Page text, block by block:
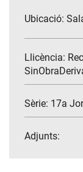
Ubicació:
Llicència:
Sèrie: 17a
Adjunts: